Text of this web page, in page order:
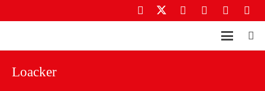
Loacker